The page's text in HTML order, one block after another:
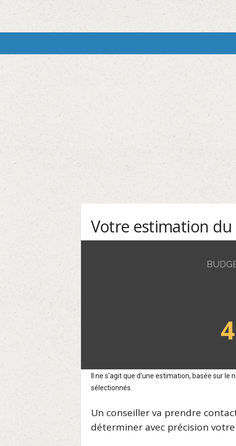
Votre estimation du
Il ne s'agit que d'une estimation, basée sur le
sélectionnés.
Un conseiller va prendre
déterminer avec précision